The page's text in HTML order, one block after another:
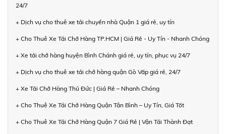
24/7
+ Dịch vụ cho thuê xe tải chuyển nhà Quận 1 giá rẻ, uy tín
+ Cho Thuê Xe Tải Chở Hàng TP.HCM | Giá Rẻ - Uy Tín - Nhanh Chóng
+ Xe tải chở hàng huyện Bình Chánh giá rẻ, uy tín, phục vụ 24/7
+ Dịch vụ cho thuê xe tải chở hàng quận Gò Vấp giá rẻ, 24/7
+ Xe Tải Chở Hàng Thủ Đức | Giá Rẻ – Nhanh Chóng
+ Cho Thuê Xe Tải Chở Hàng Quận Tân Bình – Uy Tín, Giá Tốt
+ Cho Thuê Xe Tải Chở Hàng Quận 7 Giá Rẻ | Vận Tải Thành Đạt